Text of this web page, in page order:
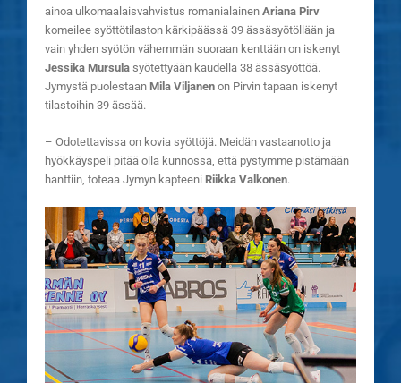
ainoa ulkomaalaisvahvistus romanialainen Ariana Pirv
komeilee syöttötilaston kärkipäässä 39 ässäsyötöllään ja
vain yhden syötön vähemmän suoraan kenttään on iskenyt
Jessika Mursula syötettyään kaudella 38 ässäsyöttöä.
Jymystä puolestaan Mila Viljanen on Pirvin tapaan iskenyt
tilastoihin 39 ässää.
– Odotettavissa on kovia syöttöjä. Meidän vastaanotto ja
hyökkäyspeli pitää olla kunnossa, että pystymme pistämään
hanttiin, toteaa Jymyn kapteeni Riikka Valkonen.